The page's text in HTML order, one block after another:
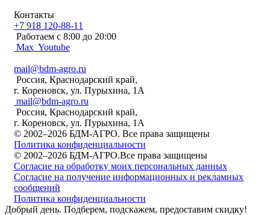
Контакты
+7 918 120-88-11
Работаем c 8:00 до 20:00
Max Youtube
mail@bdm-agro.ru
Россия, Краснодарский край,
г. Кореновск, ул. Пурыхина, 1А
mail@bdm-agro.ru
Россия, Краснодарский край,
г. Кореновск, ул. Пурыхина, 1А
© 2002–2026 БДМ-АГРО. Все права защищены
Политика конфиденциальности
© 2002–2026 БДМ-АГРО.Все права защищены
Согласие на обработку моих персональных данных
Согласие на получение информационных и рекламных
сообщений
Политика конфиденциальности
Добрый день. Подберем, подскажем, предоставим скидку!